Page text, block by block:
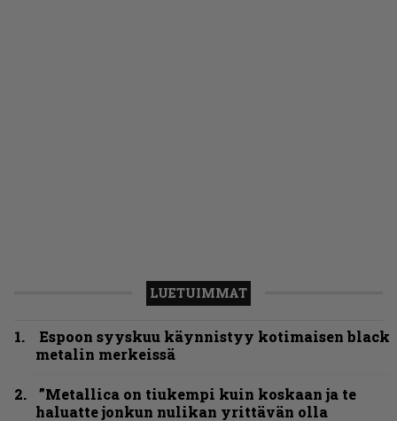
LUETUIMMAT
Espoon syyskuu käynnistyy kotimaisen black
metalin merkeissä
”Metallica on tiukempi kuin koskaan ja te
haluatte jonkun nulikan yrittävän olla